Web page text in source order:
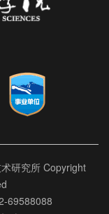
研究所 Copyright
69588088